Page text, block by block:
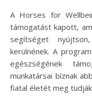
A Horses for Wellbeing nevű kezdeményezés jelentős
támogatást kapott,
segítséget
kerülnének. A
egészségének
munkatársai bíznak
fiatal életét meg